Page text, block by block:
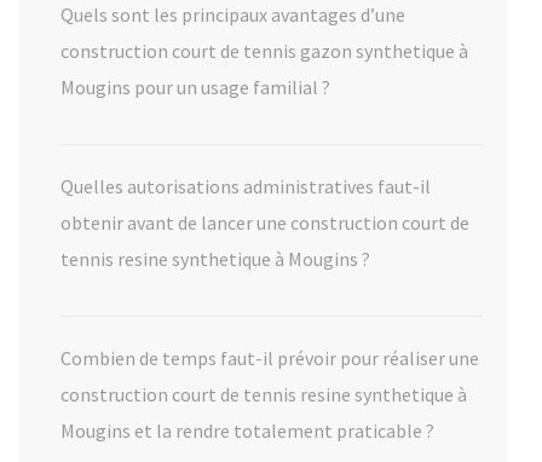
Quels sont les principaux avantages d’une
construction court de tennis gazon synthetique à
Mougins pour un usage familial ?
Quelles autorisations administratives faut-il
obtenir avant de lancer une construction court de
tennis resine synthetique à Mougins ?
Combien de temps faut-il prévoir pour réaliser une
construction court de tennis resine synthetique à
Mougins et la rendre totalement praticable ?